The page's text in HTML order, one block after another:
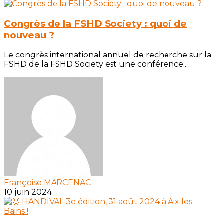
Congrès de la FSHD Society : quoi de
nouveau ?
Le congrès international annuel de recherche sur la
FSHD de la FSHD Society est une conférence...
Françoise MARCENAC
10 juin 2024